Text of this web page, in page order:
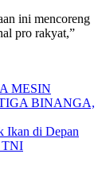
ini mencoreng
pro rakyat,”
Ikan di Depan
TNI